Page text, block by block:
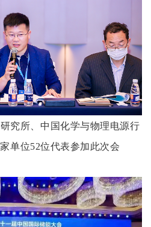
究所、中国化学与物理电源行
单位52位代表参加此次会